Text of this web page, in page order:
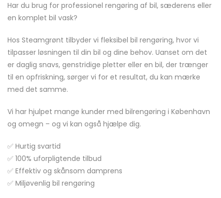
Har du brug for professionel rengøring af bil, sæderens eller
en komplet bil vask?
Hos Steamgrønt tilbyder vi fleksibel bil rengøring, hvor vi
tilpasser løsningen til din bil og dine behov. Uanset om det
er daglig snavs, genstridige pletter eller en bil, der trænger
til en opfriskning, sørger vi for et resultat, du kan mærke
med det samme.
Vi har hjulpet mange kunder med bilrengøring i København
og omegn – og vi kan også hjælpe dig.
✅ Hurtig svartid
✅ 100% uforpligtende tilbud
✅ Effektiv og skånsom damprens
✅ Miljøvenlig bil rengøring